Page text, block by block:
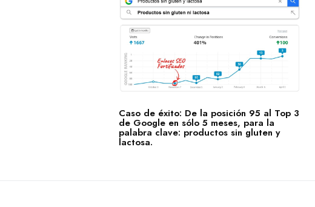
Caso de éxito: De la posición 95 al Top 3
de Google en sólo 5 meses, para la
palabra clave: productos sin gluten y
lactosa.